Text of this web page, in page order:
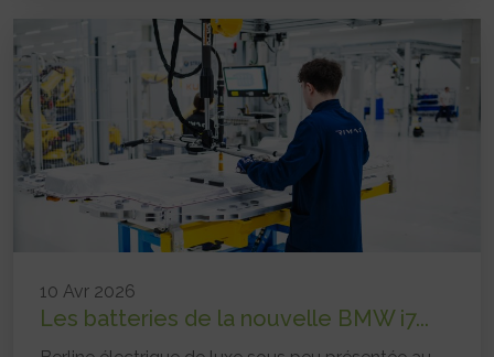
10 Avr 2026
Les batteries de la nouvelle BMW i7...